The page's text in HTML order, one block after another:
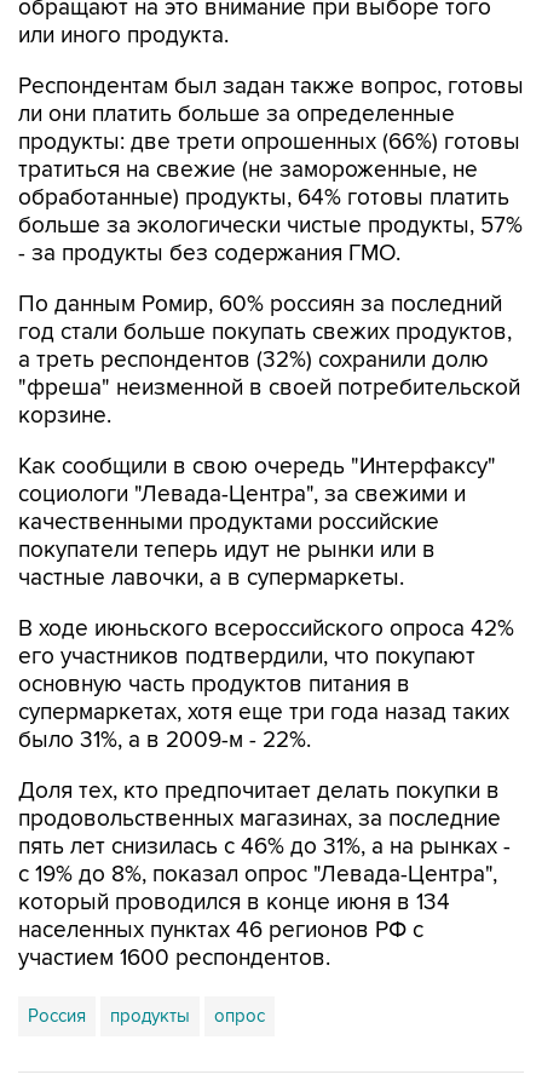
Респондентам был задан также вопрос, готовы
продукты: две трети опрошенных (66%) готовы
тратиться на свежие (не замороженные, не
обработанные) продукты, 64% готовы платить
больше за экологически чистые продукты, 57%
- за продукты без содержания ГМО.
По данным Ромир, 60% россиян за последний
а треть респондентов (32%) сохранили долю
"фреша" неизменной в своей потребительской
корзине.
Как сообщили в свою очередь "Интерфаксу"
качественными продуктами российские
покупатели теперь идут не рынки или в
частные лавочки, а в супермаркеты.
В ходе июньского всероссийского опроса 42%
основную часть продуктов питания в
супермаркетах, хотя еще три года назад таких
было 31%, а в 2009-м - 22%.
Доля тех, кто предпочитает делать покупки в
пять лет снизилась с 46% до 31%, а на рынках -
с 19% до 8%, показал опрос "Левада-Центра",
который проводился в конце июня в 134
населенных пунктах 46 регионов РФ с
участием 1600 респондентов.
Россия продукты опрос